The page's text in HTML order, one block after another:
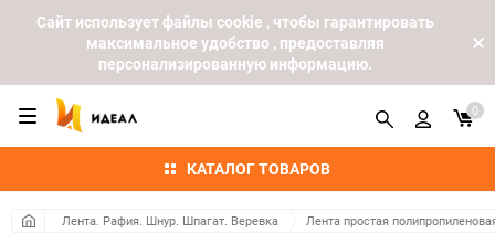
Cайт использует файлы cookie , чтобы гарантировать
максимальное удобство , предоставляя
персонализированную информацию.
КАТАЛОГ ТОВАРОВ
0
Лента. Рафия. Шнур. Шпагат. Веревка Лента простая